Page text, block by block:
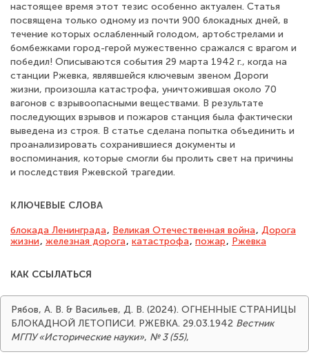
настоящее время этот тезис особенно актуален. Статья
посвящена только одному из почти 900 блокадных дней, в
течение которых ослабленный голодом, артобстрелами и
бомбежками город-герой мужественно сражался с врагом и
победил! Описываются события 29 марта 1942 г., когда на
станции Ржевка, являвшейся ключевым звеном Дороги
жизни, произошла катастрофа, уничтожившая около 70
вагонов с взрывоопасными веществами. В результате
последующих взрывов и пожаров станция была фактически
выведена из строя. В статье сделана попытка объединить и
проанализировать сохранившиеся документы и
воспоминания, которые смогли бы пролить свет на причины
и последствия Ржевской трагедии.
КЛЮЧЕВЫЕ СЛОВА
блокада Ленинграда, Великая Отечественная война, Дорога
жизни, железная дорога, катастрофа, пожар, Ржевка
КАК ССЫЛАТЬСЯ
Рябов, А. В. & Васильев, Д. В. (2024). ОГНЕННЫЕ СТРАНИЦЫ
БЛОКАДНОЙ ЛЕТОПИСИ. РЖЕВКА. 29.03.1942 Вестник
МГПУ «Исторические науки», № 3 (55),